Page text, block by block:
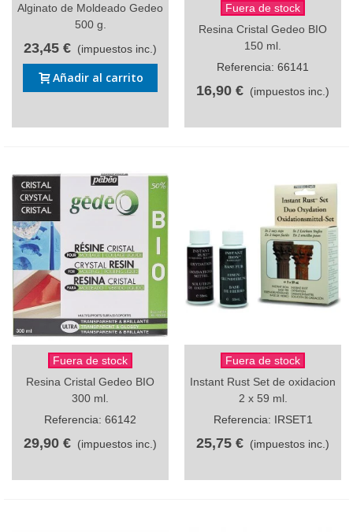
Alginato de Moldeado Gedeo
500 g.
23,45 € (impuestos inc.)
Añadir al carrito
Fuera de stock
Resina Cristal Gedeo BIO
150 ml.
Referencia: 66141
16,90 € (impuestos inc.)
Fuera de stock
Resina Cristal Gedeo BIO
300 ml.
Referencia: 66142
29,90 € (impuestos inc.)
Fuera de stock
Instant Rust Set de oxidacion
2 x 59 ml.
Referencia: IRSET1
25,75 € (impuestos inc.)